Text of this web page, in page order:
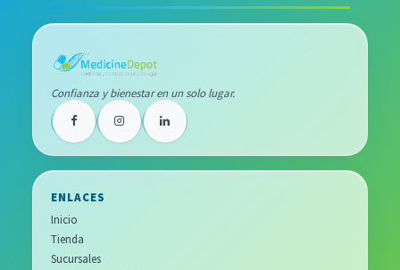
Confianza y bienestar en un solo lugar.
ENLACES
Inicio
Tienda
Sucursales